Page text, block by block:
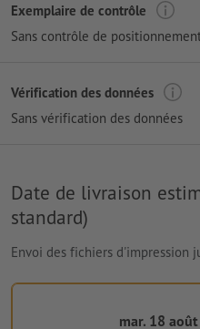
Exemplaire de contrôle
Sans contrôle de
Vérification des données
Sans vérification des données
Date de livraison
standard)
Envoi des fichiers d'impression
mar. 18